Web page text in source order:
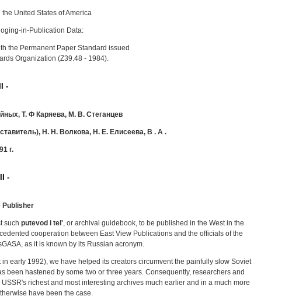
United States of America
in-Publication Data:
the Permanent Paper Standard issued
Organization (Z39.48 - 1984).
-
Т. Ф Каряева, М. В. Стеганцев
Н. Н. Волкова, Н. Е. Елисеева, В .А.
г.
-
Publisher
such putevod itel', or archival guidebook, to be published in the West in the
cooperation between East View Publications and the officials of the
as it is known by its Russian acronym.
early 1992), we have helped its creators circumvent the painfully slow Soviet
hastened by some two or three years. Consequently, researchers and
richest and most interesting archives much earlier and in a much more
have been the case.